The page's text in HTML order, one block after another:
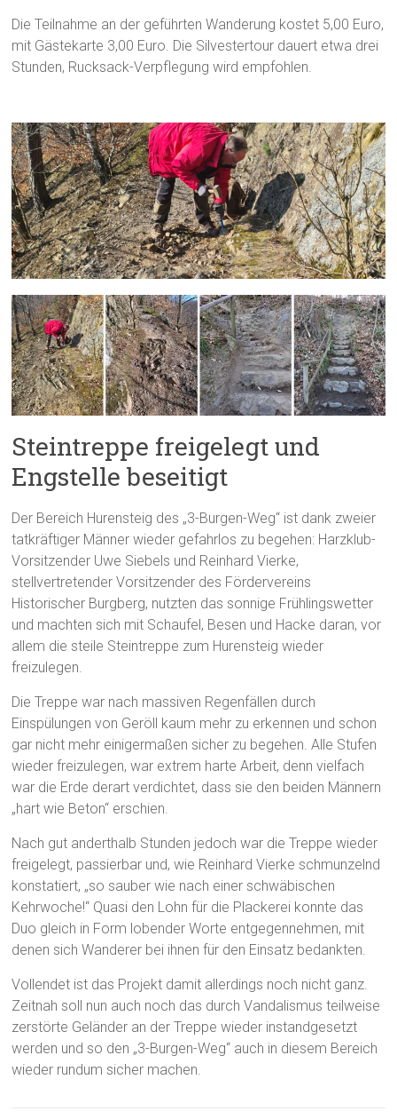
Die Teilnahme an der geführten Wanderung kostet 5,00 Euro,
mit Gästekarte 3,00 Euro. Die Silvestertour dauert etwa drei
Stunden, Rucksack-Verpflegung wird empfohlen.
Steintreppe freigelegt und
Engstelle beseitigt
Der Bereich Hurensteig des „3-Burgen-Weg“ ist dank zweier
tatkräftiger Männer wieder gefahrlos zu begehen: Harzklub-
Vorsitzender Uwe Siebels und Reinhard Vierke,
stellvertretender Vorsitzender des Fördervereins
Historischer Burgberg, nutzten das sonnige Frühlingswetter
und machten sich mit Schaufel, Besen und Hacke daran, vor
allem die steile Steintreppe zum Hurensteig wieder
freizulegen.
Die Treppe war nach massiven Regenfällen durch
Einspülungen von Geröll kaum mehr zu erkennen und schon
gar nicht mehr einigermaßen sicher zu begehen. Alle Stufen
wieder freizulegen, war extrem harte Arbeit, denn vielfach
war die Erde derart verdichtet, dass sie den beiden Männern
„hart wie Beton“ erschien.
Nach gut anderthalb Stunden jedoch war die Treppe wieder
freigelegt, passierbar und, wie Reinhard Vierke schmunzelnd
konstatiert, „so sauber wie nach einer schwäbischen
Kehrwoche!“ Quasi den Lohn für die Plackerei konnte das
Duo gleich in Form lobender Worte entgegennehmen, mit
denen sich Wanderer bei ihnen für den Einsatz bedankten.
Vollendet ist das Projekt damit allerdings noch nicht ganz.
Zeitnah soll nun auch noch das durch Vandalismus teilweise
zerstörte Geländer an der Treppe wieder instandgesetzt
werden und so den „3-Burgen-Weg“ auch in diesem Bereich
wieder rundum sicher machen.